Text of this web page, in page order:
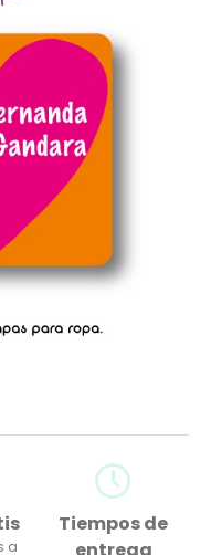
a
Tiempos de
entrega